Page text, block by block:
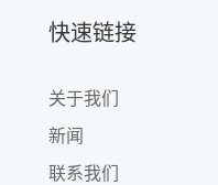
快速链接
关于我们
新闻
联系我们